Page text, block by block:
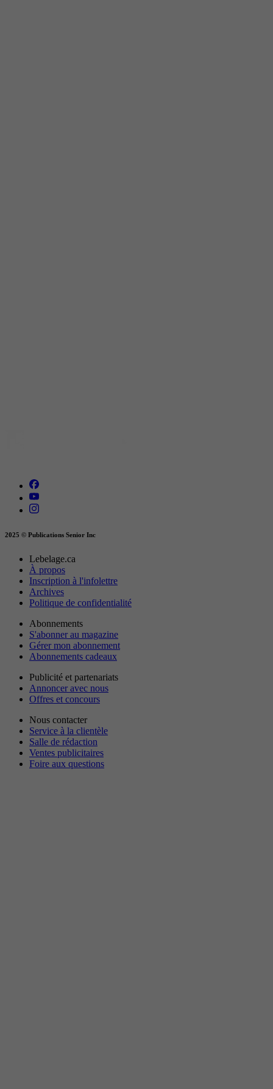
2025 © Publications Senior Inc
Lebelage.ca
À propos
Inscription à l'infolettre
Archives
Politique de confidentialité
Abonnements
S'abonner au magazine
Gérer mon abonnement
Abonnements cadeaux
Publicité et partenariats
Annoncer avec nous
Offres et concours
Nous contacter
Service à la clientèle
Salle de rédaction
Ventes publicitaires
Foire aux questions